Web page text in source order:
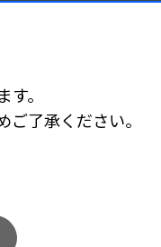
。
了承ください。